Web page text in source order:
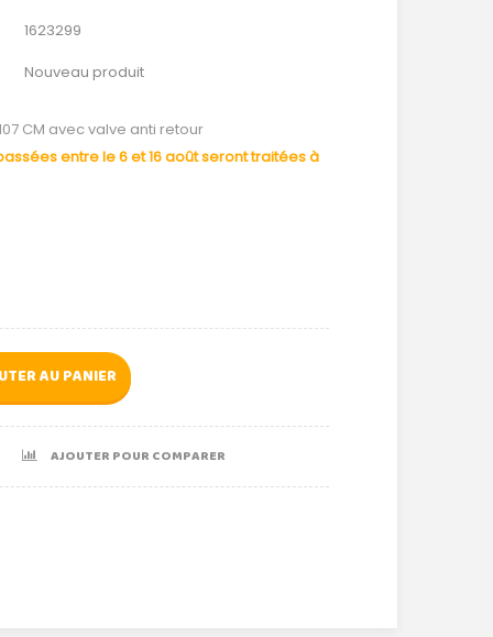
1623299
Nouveau produit
CM avec valve anti retour
entre le 6 et 16 août seront traitées à
AU PANIER
AJOUTER POUR COMPARER